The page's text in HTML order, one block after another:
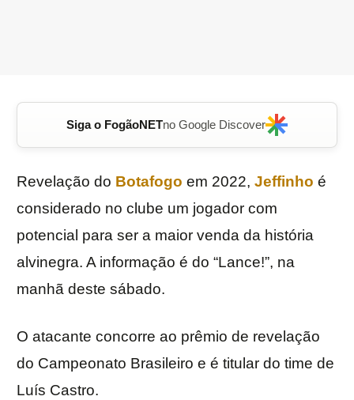
Siga o FogãoNETno Google Discover
Revelação do Botafogo em 2022, Jeffinho é
considerado no clube um jogador com
potencial para ser a maior venda da história
alvinegra. A informação é do “Lance!”, na
manhã deste sábado.
O atacante concorre ao prêmio de revelação
do Campeonato Brasileiro e é titular do time de
Luís Castro.